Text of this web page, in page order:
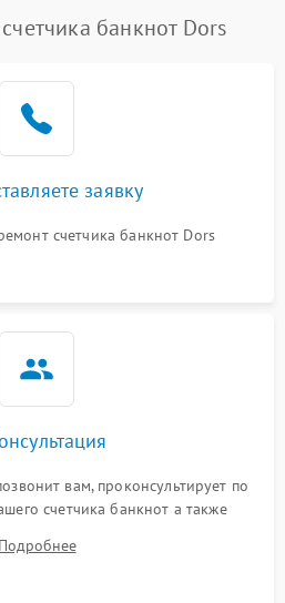
банкнот Dors
заявку
счетчика банкнот Dors
вам, проконсультирует по
счетчика банкнот а также
Подробнее